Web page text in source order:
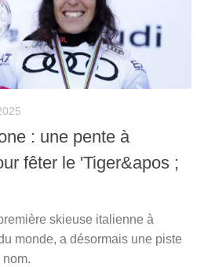
: une pente à
fêter le 'Tiger&apos ;
skieuse italienne à
monde, a désormais une piste